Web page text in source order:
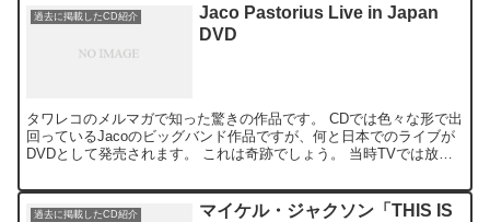
過去に掲載したCD紹介
Jaco Pastorius Live in Japan
DVD
タワレコのメルマガで知った驚きの作品です。 CDでは色々な形で出
回っているJacoのビッグバンド作品ですが、何と日本でのライブが
DVDとして発売されます。 これは奇跡でしょう。 当時TVでは放映
過去に掲載したCD紹介
マイケル・ジャクソン「THIS IS